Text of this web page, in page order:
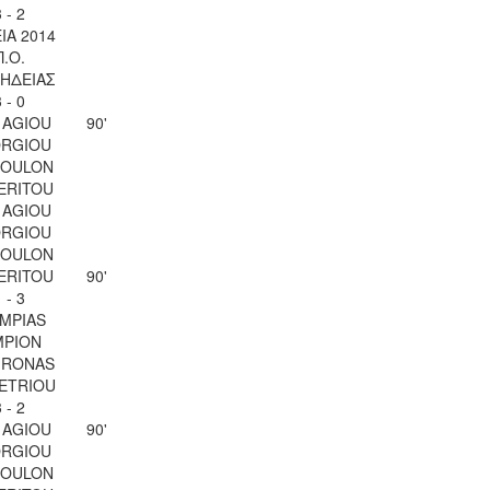
- 2
2014
- 0
90'
- 3
90'
- 2
90'